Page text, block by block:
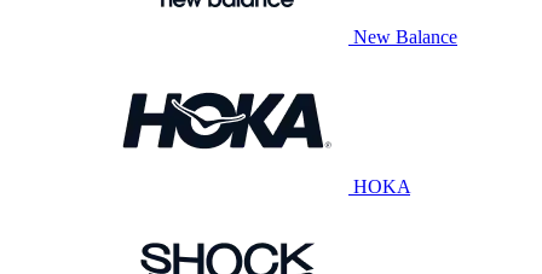
New Balance
HOKA